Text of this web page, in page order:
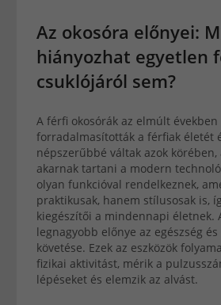
Az okosóra előnyei:
hiányozhat egyetlen
csuklójáról sem?
A férfi okosórák az elmúlt években
forradalmasították a férfiak életét
népszerűbbé váltak azok
akarnak tartani a modern
olyan funkcióval rendelkeznek,
praktikusak, hanem stílusosak is,
kiegészítői a mindennapi életnek.
legnagyobb előnye az egészség
követése. Ezek az eszközök
fizikai aktivitást, mérik a
lépéseket és elemzik az alvást.